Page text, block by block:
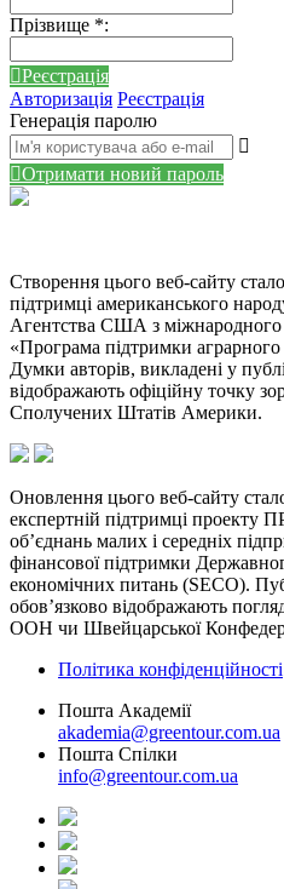
Прізвище *:
Реєстрація
Авторизація Реєстрація
Генерація паролю
Отримати новий пароль
Створення цього веб-сайту
підтримці американського
Агентства США з
«Програма підтримки аграрного
Думки авторів, викладені у
відображають офіційну точку
Сполучених Штатів Америки.
Оновлення цього веб-сайту
експертній підтримці проекту
об’єднань малих і середніх
фінансової підтримки
економічних питань (SECO).
обов’язково відображають
ООН чи Швейцарської
Політика конфіденційності
Пошта Академії
akademia@greentour.com.ua
Пошта Спілки
info@greentour.com.ua